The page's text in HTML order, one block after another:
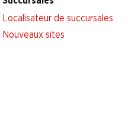
Localisateur de succursales
Nouveaux sites